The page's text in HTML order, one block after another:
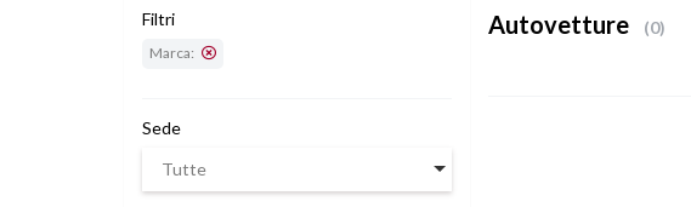
Filtri
Marca:
Sede
Tutte
Autovetture 0